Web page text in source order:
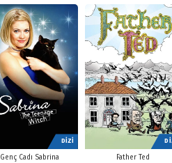
DİZİ
Genç Cadı Sabrina Father Ted